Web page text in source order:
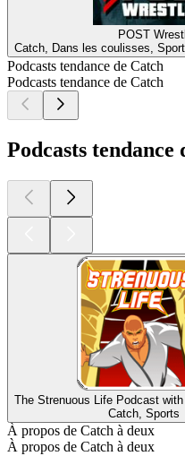
POST
Catch, Dans les coulisses,
Podcasts tendance de Catch
Podcasts tendance de Catch
Podcasts tendance
The Strenuous Life Podcast
Catch, Sports
À propos de Catch à deux
À propos de Catch à deux